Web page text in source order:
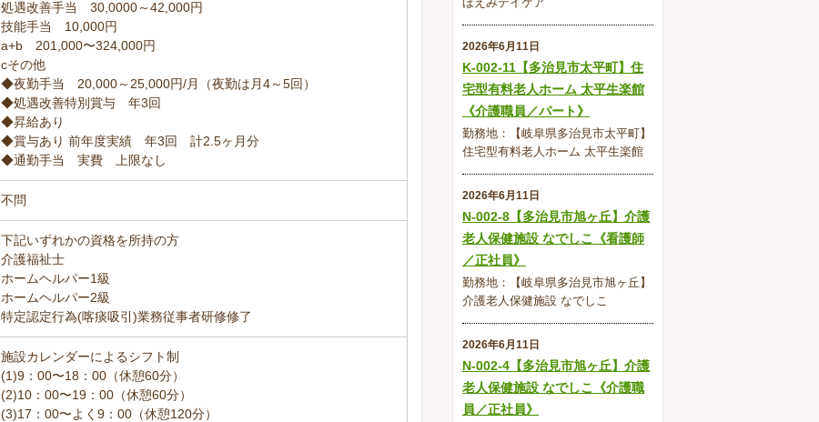
処遇改善手当 30,0000～42,000円
技能手当 10,000円
a+b 201,000〜324,000円
cその他
◆夜勤手当 20,000～25,000円/月（夜勤は月4～5回）
◆処遇改善特別賞与 年3回
◆昇給あり
◆賞与あり 前年度実績 年3回 計2.5ヶ月分
◆通勤手当 実費 上限なし
不問
下記いずれかの資格を所持の方
介護福祉士
ホームヘルパー1級
ホームヘルパー2級
特定認定行為(喀痰吸引)業務従事者研修修了
施設カレンダーによるシフト制
(1)9：00〜18：00（休憩60分）
(2)10：00〜19：00（休憩60分）
(3)17：00〜よく9：00（休憩120分）
2026年6月11日
K-002-11【多治見市太平町】住
宅型有料老人ホーム 太平生楽館
《介護職員／パート》
勤務地：【岐阜県多治見市太平町】
住宅型有料老人ホーム 太平生楽館
2026年6月11日
N-002-8【多治見市旭ヶ丘】介護
老人保健施設 なでしこ《看護師
／正社員》
勤務地：【岐阜県多治見市旭ヶ丘】
介護老人保健施設 なでしこ
2026年6月11日
N-002-4【多治見市旭ヶ丘】介護
老人保健施設 なでしこ《介護職
員／正社員》